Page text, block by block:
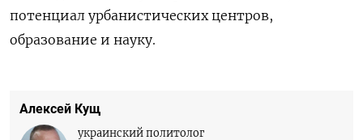
потенциал урбанистическихцентров,
образование и науку.
Алексей Кущ
украинский политолог